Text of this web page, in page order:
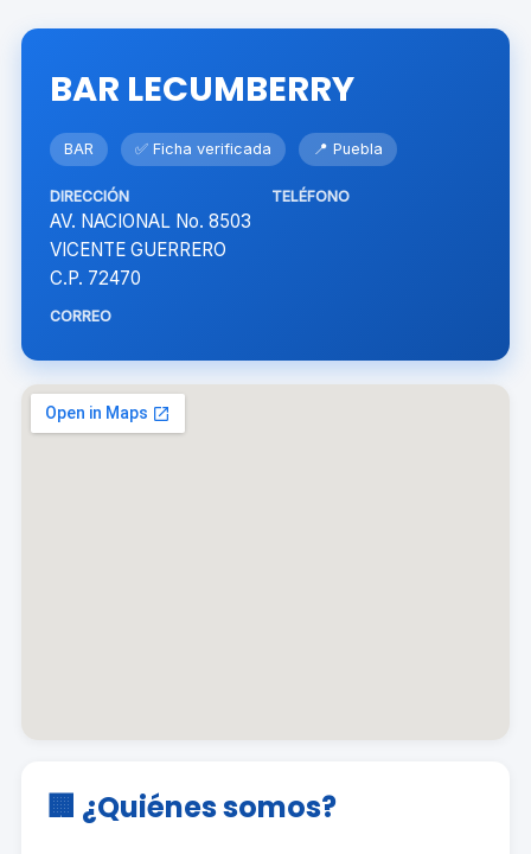
BAR LECUMBERRY
BAR ✅ Ficha verificada 📍 Puebla
DIRECCIÓN
AV. NACIONAL No. 8503
VICENTE GUERRERO
C.P. 72470
TELÉFONO
CORREO
🏢 ¿Quiénes somos?